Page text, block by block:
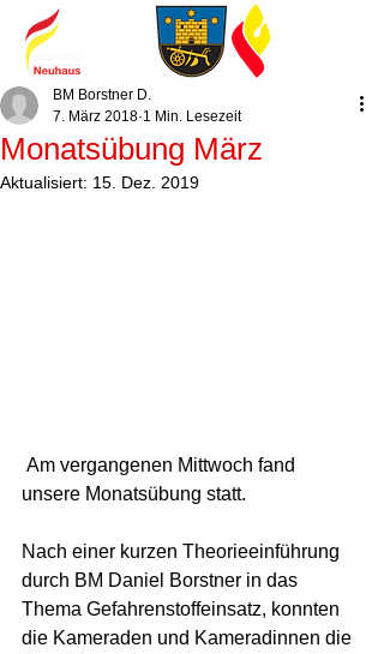
Monatsübung März
BM Borstner D.
7. März 2018 1 Min. Lesezeit
Aktualisiert: 15. Dez. 2019
unsere Monatsübung statt.
Nach einer kurzen Theorieeinführung
durch BM Daniel Borstner in das
Thema Gefahrenstoffeinsatz, konnten
die Kameraden und Kameradinnen die